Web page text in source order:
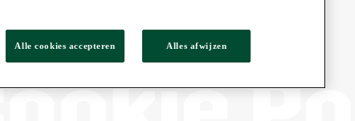
Alle cookies accepteren Alles afwijzen